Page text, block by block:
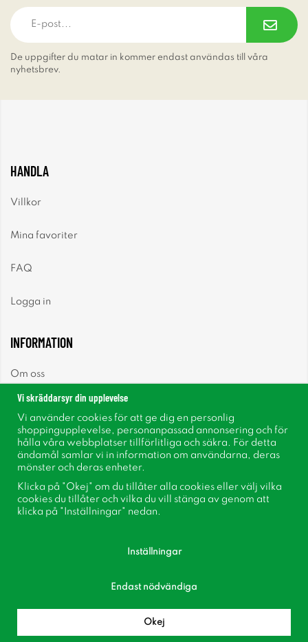
De uppgifter du matar in kommer endast användas till våra
nyhetsbrev.
HANDLA
Villkor
Mina favoriter
FAQ
Logga in
INFORMATION
Om oss
Nyhetsbrev
Om cookies
Inspiration
Bli medlem i vår kundklubb!
Vi skräddarsyr din upplevelse
Vi använder cookies för att ge dig en personlig
shoppingupplevelse, personanpassad annonsering och för
hålla våra webbplatser tillförlitliga och säkra. För detta
ändamål samlar vi in information om användarna, deras
mönster och deras enheter.
Klicka på "Okej" om du tillåter alla cookies eller välj vilka
cookies du tillåter och vilka du vill stänga av genom att
klicka på "Inställningar" nedan.
Inställningar
Endast nödvändiga
Okej